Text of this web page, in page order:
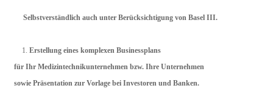
Selbstverständlich auch unter Berücksichtigung von Basel III.
Erstellung eines komplexen Businessplans
für Ihr Medizintechnikunternehmen bzw. Ihre Unternehmen
sowie Präsentation zur Vorlage bei Investoren und Banken.